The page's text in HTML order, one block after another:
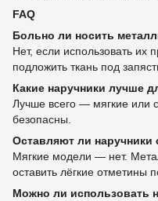
FAQ
Больно ли носить
Нет, если использовать их
подложить ткань под
Какие наручники лучше
Лучше всего — мягкие или
безопасны.
Оставляют ли наручники
Мягкие модели — нет.
оставить лёгкие отметины
Можно ли использовать